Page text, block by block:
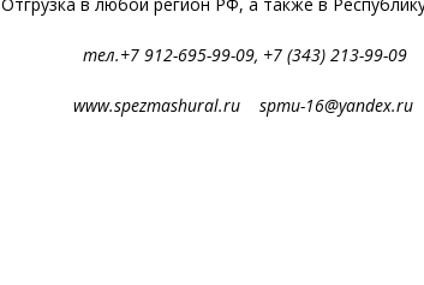
тел.+7 912-695-99-09, +7 (343) 213-99-09
www.spezmashural.ru spmu-16@yandex.ru